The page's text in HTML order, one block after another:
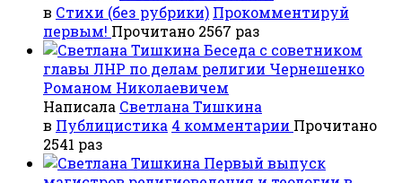
в Стихи (без рубрики) Прокомментируй
первым! Прочитано 2567 раз
Беседа с советником
главы ЛНР по делам религии Чернешенко
Романом Николаевичем
Написала Светлана Тишкина
в Публицистика 4 комментарии Прочитано
2541 раз
Первый выпуск